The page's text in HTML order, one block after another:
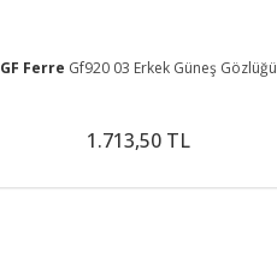
GF Ferre Gf920 03 Erkek Güneş Gözlüğü
1.713,50 TL